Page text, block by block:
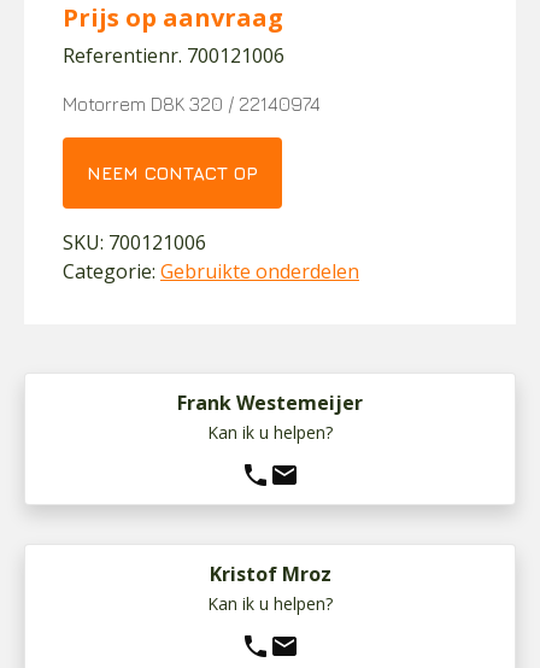
Prijs op aanvraag
Referentienr. 700121006
Motorrem D8K 320 / 22140974
NEEM CONTACT OP
SKU: 700121006
Categorie: Gebruikte onderdelen
Frank Westemeijer
Kan ik u helpen?
phone mail
Kristof Mroz
Kan ik u helpen?
phone mail